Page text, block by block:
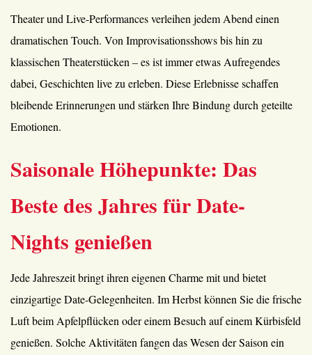
Theater und Live-Performances verleihen jedem Abend einen
dramatischen Touch. Von Improvisationsshows bis hin zu
klassischen Theaterstücken – es ist immer etwas Aufregendes
dabei, Geschichten live zu erleben. Diese Erlebnisse schaffen
bleibende Erinnerungen und stärken Ihre Bindung durch geteilte
Emotionen.
Saisonale Höhepunkte: Das
Beste des Jahres für Date-
Nights genießen
Jede Jahreszeit bringt ihren eigenen Charme mit und bietet
einzigartige Date-Gelegenheiten. Im Herbst können Sie die frische
Luft beim Apfelpflücken oder einem Besuch auf einem Kürbisfeld
genießen. Solche Aktivitäten fangen das Wesen der Saison ein